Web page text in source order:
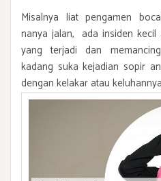
Misalnya liat pengamen
nanya jalan, ada insiden kecil
yang terjadi dan
kadang suka kejadian sopir
dengan kelakar atau